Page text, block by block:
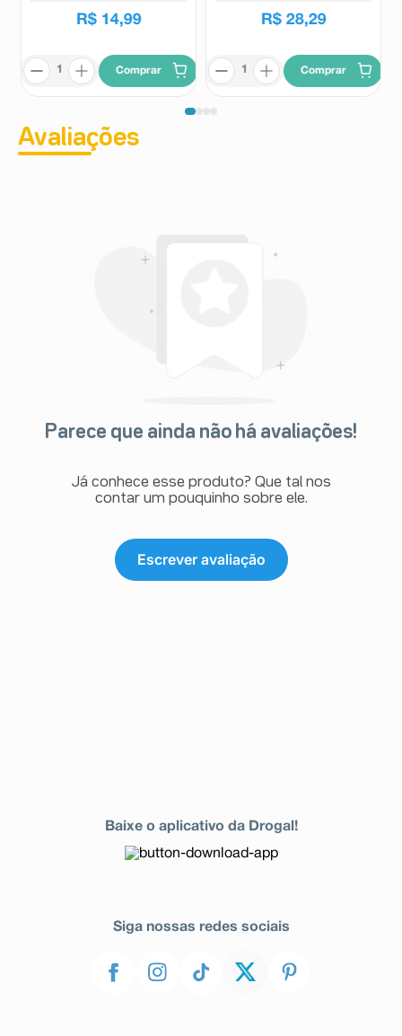
R$ 14,99
Comprar
R$ 28,29
Comprar
Avaliações
Parece que ainda não há avaliações!
Já conhece esse produto? Que tal nos
contar um pouquinho sobre ele.
Escrever avaliação
Baixe o aplicativo da Drogal!
Siga nossas redes sociais